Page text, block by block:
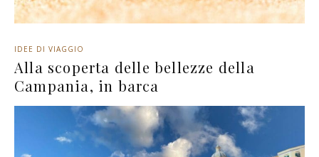
IDEE DI VIAGGIO
Alla scoperta delle bellezze della
Campania, in barca